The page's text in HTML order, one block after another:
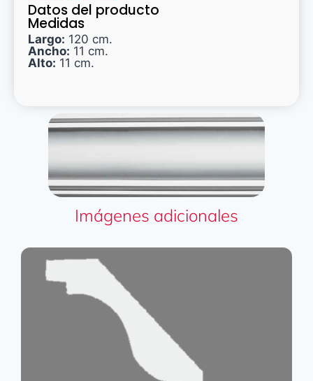
Imágenes adicionales
Datos del producto
Medidas
Largo: 120 cm.
Ancho: 11 cm.
Alto: 11 cm.